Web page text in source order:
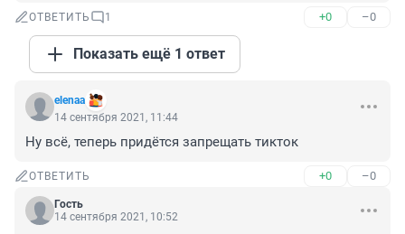
ОТВЕТИТЬ 1 +0 –0
Показать ещё 1 ответ
elenaа
14 сентября 2021, 11:44
Ну всё, теперь придётся запрещать тикток
ОТВЕТИТЬ +0 –0
Гость
14 сентября 2021, 10:52